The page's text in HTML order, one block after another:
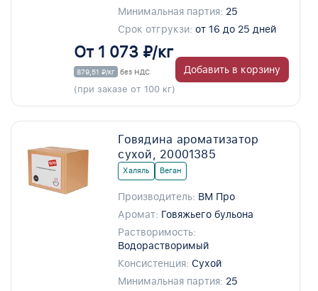
Минимальная партия: 25
Срок отгрукзи: от 16 до 25 дней
От 1 073 ₽/кг
879,51 ₽/кг без НДС
(при заказе от 100 кг)
Добавить в корзину
Говядина ароматизатор
сухой, 20001385
Халяль Веган
Производитель: ВМ Про
Аромат: Говяжьего бульона
Растворимость:
Водорастворимый
Консистенция: Сухой
Минимальная партия: 25